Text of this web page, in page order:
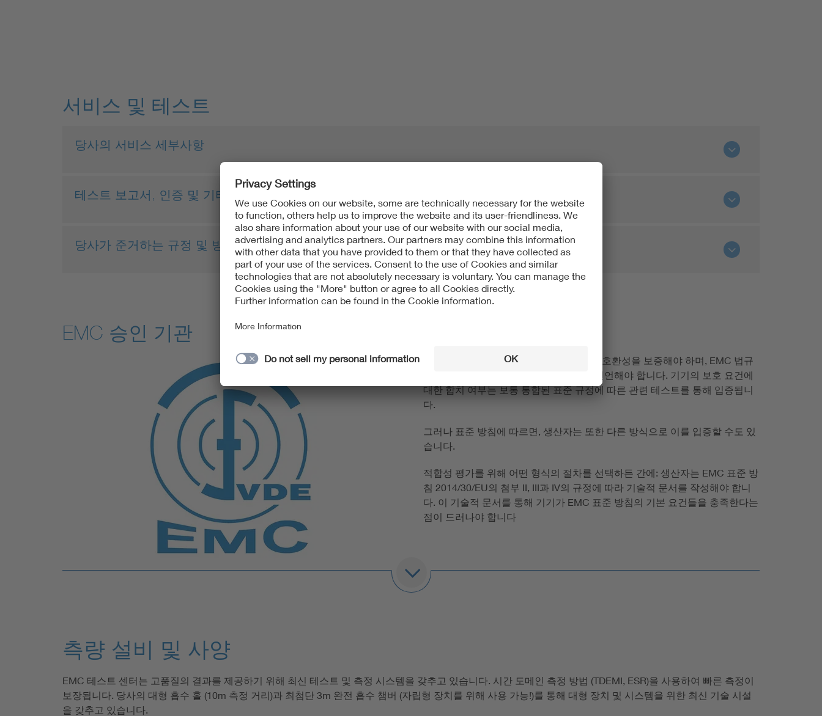
서비스 및 테스트
당사의 서비스 세부사항
테스트 보고서, 인증 및 기타 서비스
당사가 준거하는 규정 및 방침들은 다음을 포함합니다:
EMC 승인 기관
생산자는 자신이 생산한 물품의 전자기적 호환성을 보증해야 하며, EMC 법규
에 따른 보호 요건들이 충족되어 있음을 선언해야 합니다. 기기의 보호 요건에
대한 합치 여부는 보통 통합된 표준 규정에 따른 관련 테스트를 통해 입증됩니
다.
그러나 표준 방침에 따르면, 생산자는 또한 다른 방식으로 이를 입증할 수도 있
습니다.
적합성 평가를 위해 어떤 형식의 절차를 선택하든 간에: 생산자는 EMC 표준 방
침 2014/30/EU의 첨부 II, III과 IV의 규정에 따라 기술적 문서를 작성해야 합니
다. 이 기술적 문서를 통해 기기가 EMC 표준 방침의 기본 요건들을 충족한다는
점이 드러나야 합니다
생산자는 이러한 기술적 문서의 평가를 특정한, 지명된 기관에 위임할 수도 있습니다. 지명된 기관 위촉은 특히 다음 경우에 추천됩니다.
EMC 표준 방침에 따른 유형 평가 결과는 EMC 표준 방침 2014/30/EU에 준한 EU 유형 평가 확인서(“EU-Type Exmination Certificate”)와 평가 보고서로 구성되어
있습니다.
귀하가 당사 건물에서 테스트를 수행하지 않았더라도, 당사는 귀하에게 EU 유형 평가 확인서를 발급해드릴 수 있습니다.
측량 설비 및 사양
EMC 테스트 센터는 고품질의 결과를 제공하기 위해 최신 테스트 및 측정 시스템을 갖추고 있습니다. 시간 도메인 측정 방법 (TDEMI, ESR)을 사용하여 빠른 측정이
보장됩니다. 당사의 대형 흡수 홀 (10m 측정 거리)과 최첨단 3m 완전 흡수 챔버 (자립형 장치를 위해 사용 가능!)를 통해 대형 장치 및 시스템을 위한 최신 기술 시설
을 갖추고 있습니다.